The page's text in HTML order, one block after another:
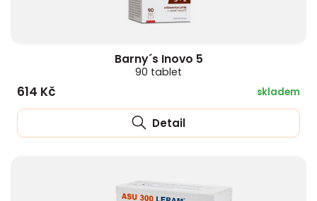
Barny´s Inovo 5
90 tablet
614 Kč skladem
Detail